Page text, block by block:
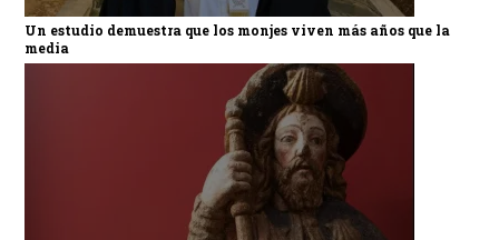
Un estudio demuestra que los monjes viven más años que la
media